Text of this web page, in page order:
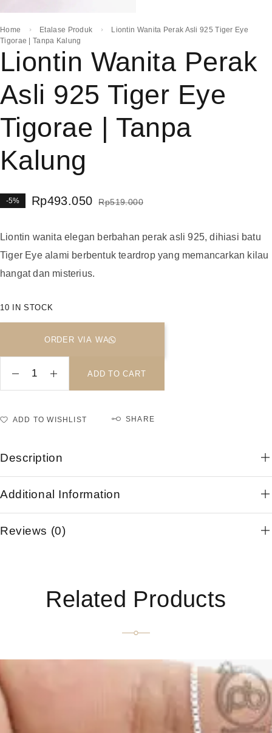
Home Etalase Produk
Liontin Wanita Perak Asli 925 Tiger Eye
Tigorae | Tanpa Kalung
Liontin Wanita Perak
Asli 925 Tiger Eye
Tigorae | Tanpa
Kalung
-5% Rp519.000
Rp493.050
Liontin wanita elegan berbahan perak asli 925, dihiasi batu
Tiger Eye alami berbentuk teardrop yang memancarkan kilau
hangat dan misterius.
10 IN STOCK
ORDER VIA WA
ADD TO CART
ADD TO WISHLIST SHARE
Description
Additional Information
Reviews (0)
Related Products